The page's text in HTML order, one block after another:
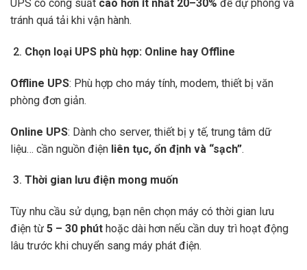
UPS có công suất cao hơn ít nhất 20–30% để dự phòng và
tránh quá tải khi vận hành.
Chọn loại UPS phù hợp: Online hay Offline
Offline UPS: Phù hợp cho máy tính, modem, thiết bị văn
phòng đơn giản.
Online UPS: Dành cho server, thiết bị y tế, trung tâm dữ
liệu… cần nguồn điện liên tục, ổn định và “sạch”.
Thời gian lưu điện mong muốn
Tùy nhu cầu sử dụng, bạn nên chọn máy có thời gian lưu
điện từ 5 – 30 phút hoặc dài hơn nếu cần duy trì hoạt động
lâu trước khi chuyển sang máy phát điện.